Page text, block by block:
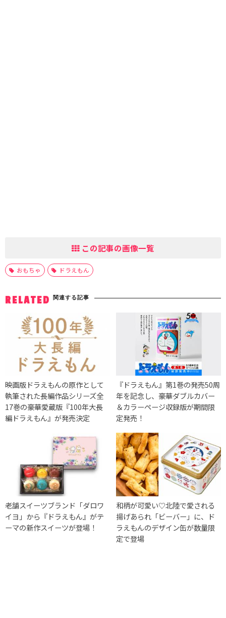
この記事の画像一覧
おもちゃ ドラえもん
RELATED 関連する記事
映画版ドラえもんの原作として
執筆された長編作品シリーズ全
17巻の豪華愛蔵版『100年大長
編ドラえもん』が発売決定
『ドラえもん』第1巻の発売50周
年を記念し、豪華ダブルカバー
＆カラーページ収録版が期間限
定発売！
老舗スイーツブランド「ダロワ
イヨ」から『ドラえもん』がテ
ーマの新作スイーツが登場！
和柄が可愛い♡北陸で愛される
揚げあられ「ビーバー」に、ド
ラえもんのデザイン缶が数量限
定で登場